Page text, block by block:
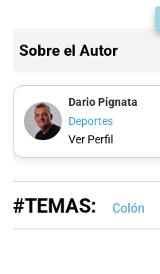
Sobre el Autor
Dario Pignata
Deportes
Ver Perfil
#TEMAS: Colón